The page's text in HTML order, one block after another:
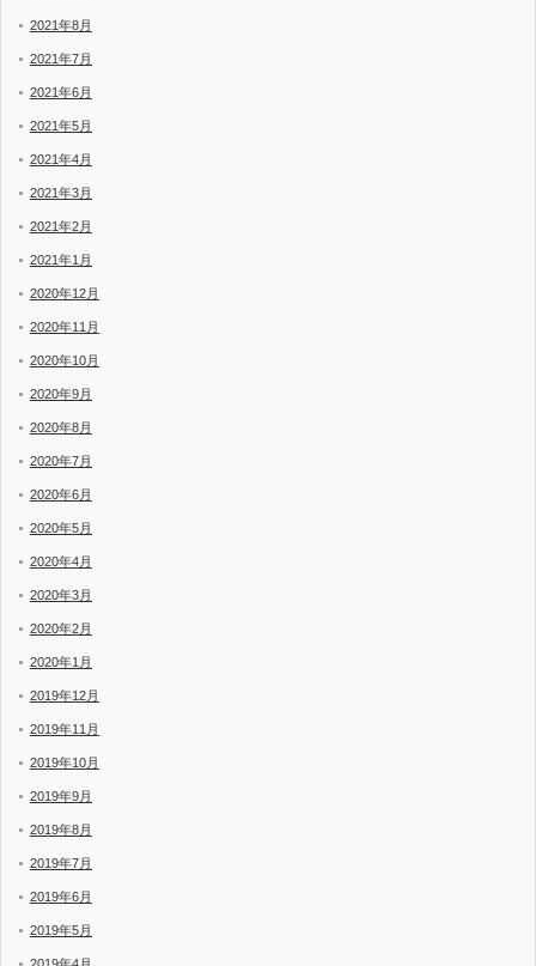
2021年8月
2021年7月
2021年6月
2021年5月
2021年4月
2021年3月
2021年2月
2021年1月
2020年12月
2020年11月
2020年10月
2020年9月
2020年8月
2020年7月
2020年6月
2020年5月
2020年4月
2020年3月
2020年2月
2020年1月
2019年12月
2019年11月
2019年10月
2019年9月
2019年8月
2019年7月
2019年6月
2019年5月